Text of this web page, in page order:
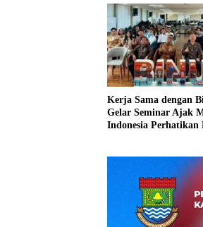
Kerja Sama dengan
Gelar Seminar Ajak
Indonesia Perhatikan